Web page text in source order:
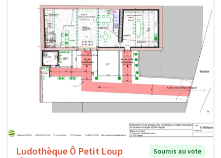
Ludothèque Ô Petit Loup
Soumis au vote